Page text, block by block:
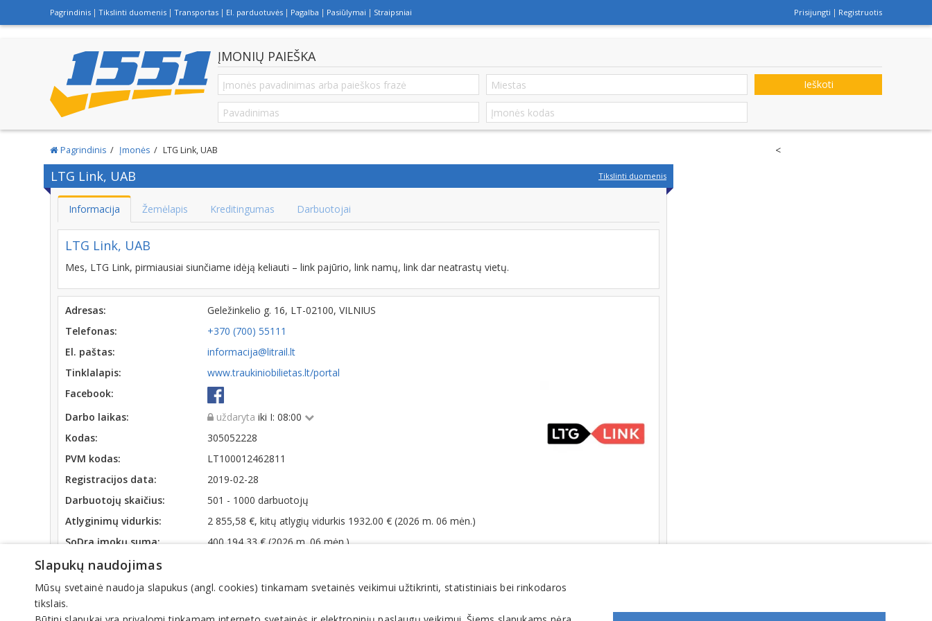
Pagrindinis Tikslinti duomenis Transportas El. parduotuvės Pagalba Pasiūlymai Straipsniai Prisijungti Registruotis
ĮMONIŲ PAIEŠKA
Ieškoti
Pagrindinis Įmonės LTG Link, UAB
LTG Link, UAB Tikslinti duomenis
Informacija Žemėlapis Kreditingumas Darbuotojai
LTG Link, UAB
Mes, LTG Link, pirmiausiai siunčiame idėją keliauti – link pajūrio, link namų, link dar neatrastų vietų.
Adresas:
Geležinkelio g. 16, LT-02100, VILNIUS
Telefonas:
+370 (700) 55111
El. paštas:
informacija@litrail.lt
Tinklalapis:
www.traukiniobilietas.lt/portal
Facebook:
Darbo laikas:
uždaryta iki I: 08:00
Kodas:
305052228
PVM kodas:
LT100012462811
Registracijos data:
2019-02-28
Darbuotojų skaičius:
501 - 1000 darbuotojų
Atlyginimų vidurkis:
2 855,58 €, kitų atlygių vidurkis 1932.00 € (2026 m. 06 mėn.)
SoDra įmokų suma:
400 194,33 € (2026 m. 06 mėn.)
Apyvarta:
<
Slapukų naudojimas
Mūsų svetainė naudoja slapukus (angl. cookies) tinkamam svetainės veikimui užtikrinti, statistiniais bei rinkodaros
tikslais.